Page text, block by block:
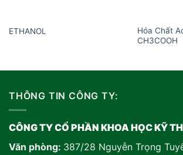
ETHANOL
Hóa Chất
CH3COOH
THÔNG TIN CÔNG TY:
CÔNG TY CỔ PHẦN KHOA HỌC KỸ
Văn phòng: 387/28 Nguyễn Trọng